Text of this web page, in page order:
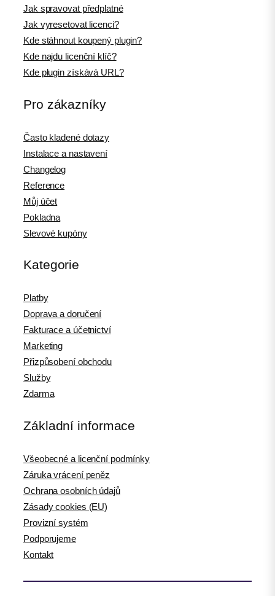
Jak spravovat předplatné
Jak vyresetovat licenci?
Kde stáhnout koupený plugin?
Kde najdu licenční klíč?
Kde plugin získává URL?
Pro zákazníky
Často kladené dotazy
Instalace a nastavení
Changelog
Reference
Můj účet
Pokladna
Slevové kupóny
Kategorie
Platby
Doprava a doručení
Fakturace a účetnictví
Marketing
Přizpůsobení obchodu
Služby
Zdarma
Základní informace
Všeobecné a licenční podmínky
Záruka vrácení peněz
Ochrana osobních údajů
Zásady cookies (EU)
Provizní systém
Podporujeme
Kontakt